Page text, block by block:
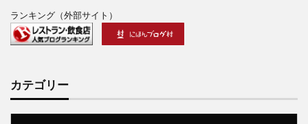
ランキング（外部サイト）
カテゴリー